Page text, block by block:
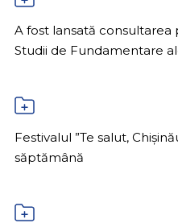
A fost lansată
Studii de Fundamentare
Festivalul ”Te salut,
săptămână